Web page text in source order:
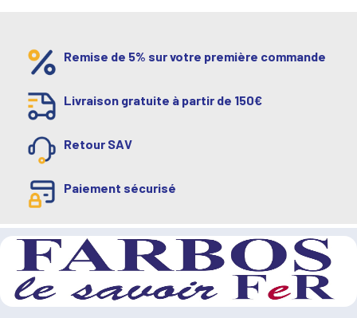
Remise de 5% sur votre première commande
Livraison gratuite à partir de 150€
Retour SAV
Paiement sécurisé